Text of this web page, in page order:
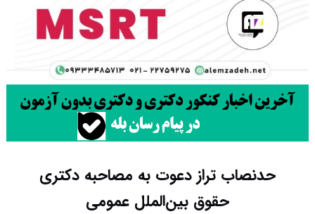
حدنصاب تراز دعوت به مصاحبه دکتری
حقوق بین‌الملل عمومی